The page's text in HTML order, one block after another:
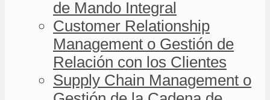
de Mando Integral
Customer Relationship
Management o Gestión de
Relación con los Clientes
Supply Chain Management o